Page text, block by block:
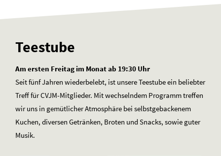
Teestube
Am ersten Freitag im Monat ab 19:30 Uhr
Seit fünf Jahren wiederbelebt, ist unsere Teestube ein beliebter
Treff für CVJM-Mitglieder. Mit wechselndem Programm treffen
wir uns in gemütlicher Atmosphäre bei selbstgebackenem
Kuchen, diversen Getränken, Broten und Snacks, sowie guter
Musik.